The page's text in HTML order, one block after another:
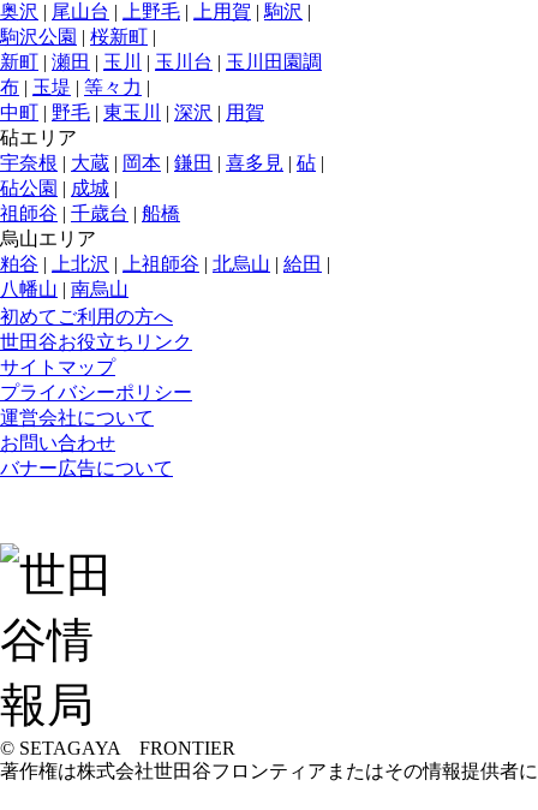
奥沢 | 尾山台 | 上野毛 | 上用賀 | 駒沢 |
駒沢公園 | 桜新町 |
新町 | 瀬田 | 玉川 | 玉川台 | 玉川田園調
布 | 玉堤 | 等々力 |
中町 | 野毛 | 東玉川 | 深沢 | 用賀
砧エリア
宇奈根 | 大蔵 | 岡本 | 鎌田 | 喜多見 | 砧 |
砧公園 | 成城 |
祖師谷 | 千歳台 | 船橋
烏山エリア
粕谷 | 上北沢 | 上祖師谷 | 北烏山 | 給田 |
八幡山 | 南烏山
初めてご利用の方へ
世田谷お役立ちリンク
サイトマップ
プライバシーポリシー
運営会社について
お問い合わせ
バナー広告について
© SETAGAYA FRONTIER
著作権は株式会社世田谷フロンティアまたはその情報提供者